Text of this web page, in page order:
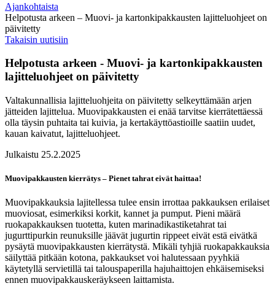
Ajankohtaista
Helpotusta arkeen – Muovi- ja kartonkipakkausten lajitteluohjeet on
päivitetty
Takaisin uutisiin
Helpotusta arkeen - Muovi- ja kartonkipakkausten
lajitteluohjeet on päivitetty
Valtakunnallisia lajitteluohjeita on päivitetty selkeyttämään arjen
jätteiden lajittelua. Muovipakkausten ei enää tarvitse kierrätettäessä
olla täysin puhtaita tai kuivia, ja kertakäyttöastioille saatiin uudet,
kauan kaivatut, lajitteluohjeet.
Julkaistu 25.2.2025
Muovipakkausten kierrätys – Pienet tahrat eivät haittaa!
Muovipakkauksia lajitellessa tulee ensin irrottaa pakkauksen erilaiset
muoviosat, esimerkiksi korkit, kannet ja pumput. Pieni määrä
ruokapakkauksen tuotetta, kuten marinadikastiketahrat tai
jugurttipurkin reunuksille jäävät jugurtin rippeet eivät estä eivätkä
pysäytä muovipakkausten kierrätystä. Mikäli tyhjiä ruokapakkauksia
säilyttää pitkään kotona, pakkaukset voi halutessaan pyyhkiä
käytetyllä servietillä tai talouspaperilla hajuhaittojen ehkäisemiseksi
ennen muovipakkauskeräykseen laittamista.